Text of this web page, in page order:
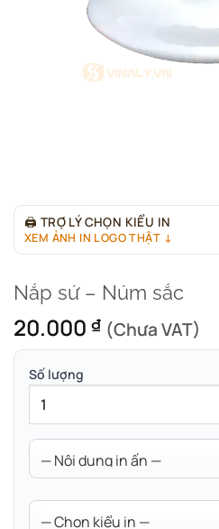
🖨 TRỢ LÝ CHỌN KIỂU IN
XEM ẢNH IN LOGO THẬT ↓
Nắp sứ – Núm sắc
20.000 ₫ (Chưa VAT)
Số lượng